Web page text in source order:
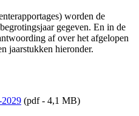
worden de
gegeven. En in de
af over het afgelopen
jaarstukken hieronder.
2029 (pdf - 4,1 MB)